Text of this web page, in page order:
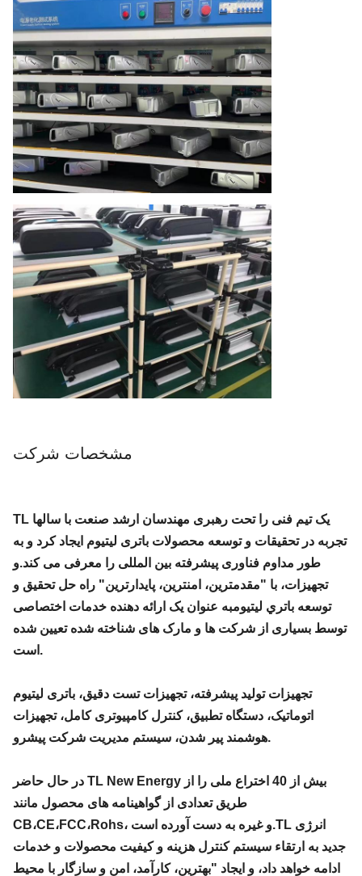
مشخصات شرکت
TL یک تیم فنی را تحت رهبری مهندسان ارشد صنعت با سالها
تجربه در تحقیقات و توسعه محصولات باتری لیتیوم ایجاد کرد و به
طور مداوم فناوری پیشرفته بین المللی را معرفی می کند.و
تجهیزات، با "مقدمترين، امنترين، پايدارترين" راه حل تحقيق و
توسعه باتري ليتيومبه عنوان یک ارائه دهنده خدمات اختصاصی
توسط بسیاری از شرکت ها و مارک های شناخته شده تعیین شده
است.
تجهیزات تولید پیشرفته، تجهیزات تست دقیق، باتری لیتیوم
اتوماتیک، دستگاه تطبیق، کنترل کامپیوتری کامل، تجهیزات
هوشمند پیر شدن، سیستم مدیریت شرکت پیشرو.
در حال حاضر TL New Energy بیش از 40 اختراع ملی را از
طریق تعدادی از گواهینامه های محصول مانند
CB،CE،FCC،Rohs، و غیره به دست آورده است.TL انرژی
جدید به ارتقاء سیستم کنترل هزینه و کیفیت محصولات و خدمات
ادامه خواهد داد، و ایجاد "بهترین، کارآمد، امن و سازگار با محیط